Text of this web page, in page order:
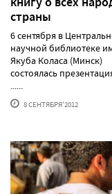
страны
6 сентября в
научной библиотеке
Якуба Коласа (Минск)
состоялась
8 СЕНТЯБРЯ'2012